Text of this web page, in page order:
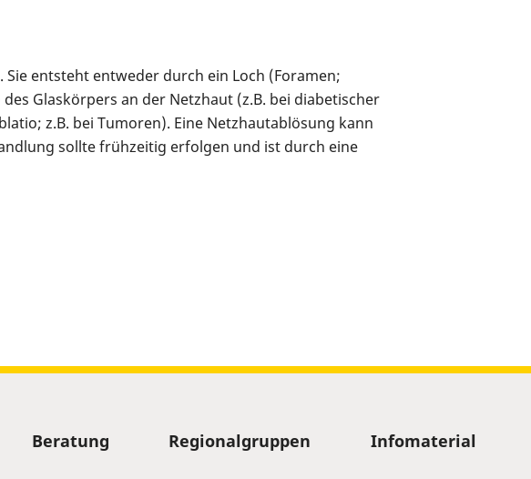
entsteht entweder durch ein Loch (Foramen;
Glaskörpers an der Netzhaut (z.B. bei diabetischer
z.B. bei Tumoren). Eine Netzhautablösung kann
sollte frühzeitig erfolgen und ist durch eine
Beratung Regionalgruppen Infomaterial